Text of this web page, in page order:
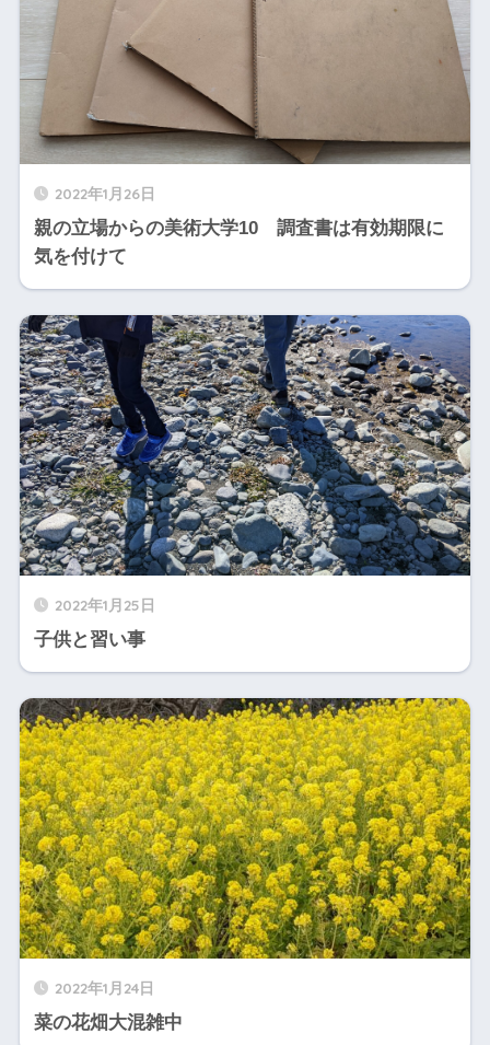
2022年1月26日
親の立場からの美術大学10 調査書は有効期限に
気を付けて
2022年1月25日
子供と習い事
2022年1月24日
菜の花畑大混雑中